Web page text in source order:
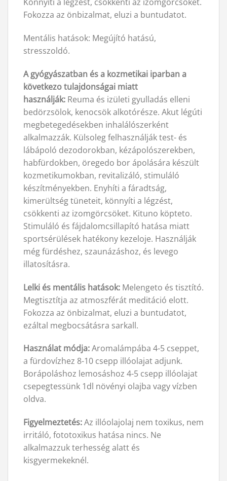
Fokozza az önbizalmat, eluzi a buntudatot.
Mentális hatások: Megújító hatású,
stresszoldó.
A gyógyászatban és a kozmetikai iparban a
következo tulajdonságai miatt
használják: Reuma és izületi gyulladás elleni
bedörzsölok, kenocsök alkotórésze. Akut légúti
megbetegedésekben inhalálószerként
alkalmazzák. Külsoleg felhasználják test- és
lábápoló dezodorokban, kézápolószerekben,
habfürdokben, öregedo bor ápolására készült
kozmetikumokban, revitalizáló, stimuláló
készítményekben. Enyhíti a fáradtság,
kimerültség tüneteit, könnyíti a légzést,
csökkenti az izomgörcsöket. Kituno köpteto.
Stimuláló és fájdalomcsillapító hatása miatt
sportsérülések hatékony kezeloje. Használják
még fürdéshez, szaunázáshoz, és levego
illatosításra.
Lelki és mentális hatások: Melengeto és tisztító.
Megtisztítja az atmoszférát meditáció elott.
Fokozza az önbizalmat, eluzi a buntudatot,
ezáltal megbocsátásra sarkall.
Használat módja:Aromalámpába 4-5 cseppet,
a fürdovízhez 8-10 csepp illóolajat adjunk.
Borápoláshoz lemosáshoz 4-5 csepp illóolajat
csepegtessünk 1dl növényi olajba vagy vízben
oldva.
Figyelmeztetés:Az illóolajolaj nem toxikus, nem
irritáló, fototoxikus hatása nincs. Ne
alkalmazzuk terhesség alatt és
kisgyermekeknél.